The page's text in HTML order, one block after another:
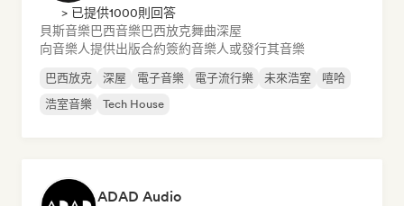
> 已提供1000則回答
貝斯音樂巴西音樂巴西放克舞曲深屋
向音樂人提供出版合約簽約音樂人或發行其音樂
巴西放克 深屋 電子音樂 電子流行樂 未來浩室
嘻哈
浩室音樂
Tech House
ADAD Audio